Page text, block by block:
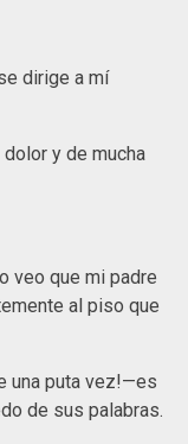
dirige a mí
y de mucha
veo que mi padre
al piso que
una puta vez!—es
de sus palabras.